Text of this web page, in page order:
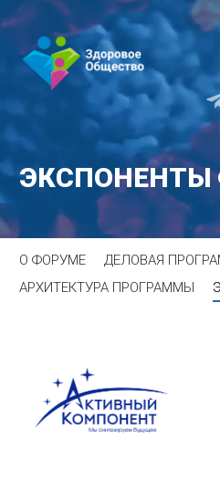
О ФОРУМЕ ДЕЛОВАЯ
АРХИТЕКТУРА ПРОГРАММЫ